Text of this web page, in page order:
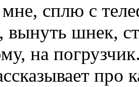
мне, сплю с
вынуть шнек,
на
про